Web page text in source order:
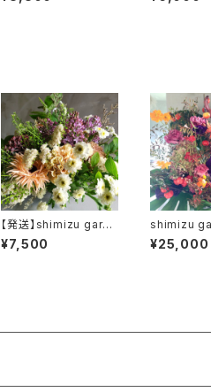
eason bouquet less
sson【
【発送】shimizu garde
n 季節の母の日ギフトア
レンジメント
¥7,500
shimizu
ンドフラワー
¥25,000